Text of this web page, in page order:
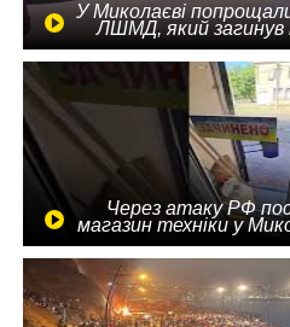
У Миколаєві
ЛШМД, який загинув
Через атаку РФ
магазин техніки у